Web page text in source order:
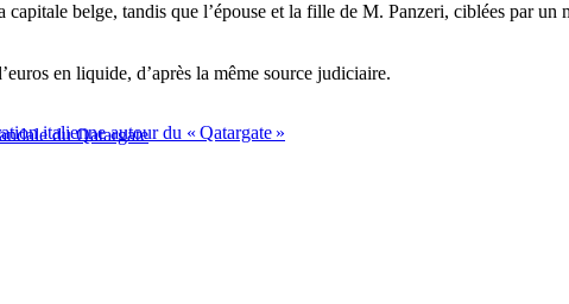
belge, tandis que l’épouse et la fille de M. Panzeri, ciblées par
en liquide, d’après la même source judiciaire.
italienne autour du « Qatargate »
du Qatargate